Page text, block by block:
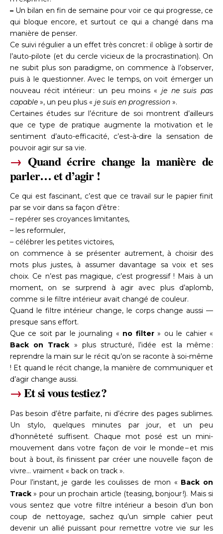
– Un bilan en fin de semaine pour voir ce qui progresse, ce
qui bloque encore, et surtout ce qui a changé dans ma
manière de penser.
Ce suivi régulier a un effet très concret : il oblige à sortir de
l’auto-pilote (et du cercle vicieux de la procrastination). On
ne subit plus son paradigme, on commence à l’observer,
puis à le questionner. Avec le temps, on voit émerger un
nouveau récit intérieur : un peu moins « je ne suis pas
capable », un peu plus « je suis en progression ».
Certaines études sur l’écriture de soi montrent d’ailleurs
que ce type de pratique augmente la motivation et le
sentiment d’auto-efficacité, c’est-à-dire la sensation de
pouvoir agir sur sa vie.
→ Quand écrire change la manière de
parler… et d’agir !
Ce qui est fascinant, c’est que ce travail sur le papier finit
par se voir dans sa façon d’être :
– repérer ses croyances limitantes,
– les reformuler,
– célébrer les petites victoires,
on commence à se présenter autrement, à choisir des
mots plus justes, à assumer davantage sa voix et ses
choix. Ce n’est pas magique, c’est progressif ! Mais à un
moment, on se surprend à agir avec plus d’aplomb,
comme si le filtre intérieur avait changé de couleur.
Quand le filtre intérieur change, le corps change aussi —
presque sans effort.
Que ce soit par le journaling « no filter» ou le cahier «
Back on Track » plus structuré, l’idée est la même :
reprendre la main sur le récit qu’on se raconte à soi-même
! Et quand le récit change, la manière de communiquer et
d’agir change aussi.
→Et si vous testiez ?
Pas besoin d’être parfaite, ni d’écrire des pages sublimes.
Un stylo, quelques minutes par jour, et un peu
d’honnêteté suffisent. Chaque mot posé est un mini-
mouvement dans votre façon de voir le monde – et mis
bout à bout, ils finissent par créer une nouvelle façon de
vivre… vraiment « back on track ».
Pour l’instant, je garde les coulisses de mon « Back on
Track » pour un prochain article (teasing, bonjour !). Mais si
vous sentez que votre filtre intérieur a besoin d’un bon
coup de nettoyage, sachez qu’un simple cahier peut
devenir un allié puissant pour remettre votre vie sur les